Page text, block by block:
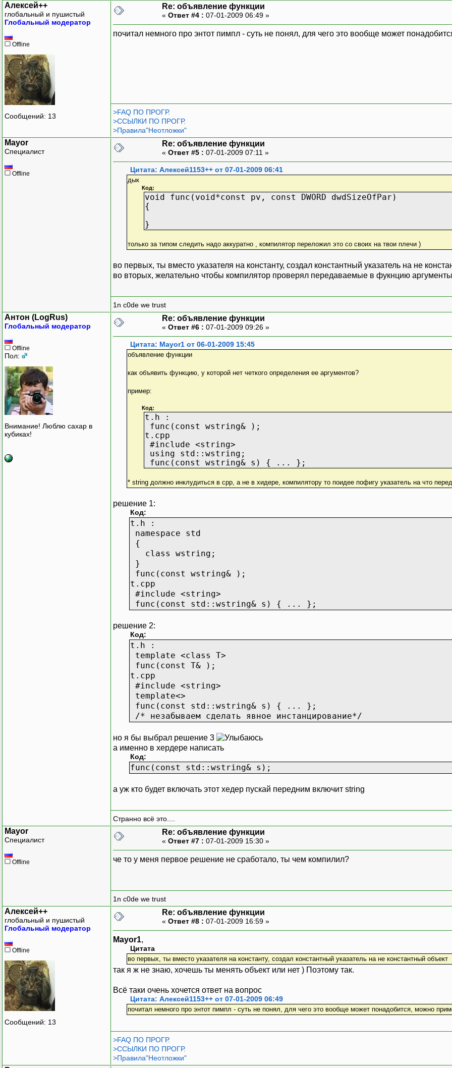
Алексей++
глобальный и пушистый
Глобальный модератор
Offline
Сообщений: 13
Re: объявление функции
« Ответ #4 : 07-01-2009 06:49 »
почитал немного про энтот пимпл - суть не понял, для чего это вообще может
>FAQ ПО ПРОГР.
>ССЫЛКИ ПО ПРОГР.
>Правила"Неотложки"
Mayor
Специалист
Offline
Re: объявление функции
« Ответ #5 : 07-01-2009 07:11 »
Цитата: Алексей1153++ от 07-01-2009 06:41
дык
Код:
void func(void*const pv, const DWORD dwdSizeOfPar)
{
}
только за типом следить надо аккуратно , компилятор переложил это со своих на твои плечи )
во первых, ты вместо указателя на константу, создал константный указатель на не
во вторых, желательно чтобы компилятор проверял передаваемые в фукнцию аргументы
1n c0de we trust
Антон (LogRus)
Глобальный модератор
Offline
Пол:
Внимание! Люблю сахар в
кубиках!
Re: объявление функции
« Ответ #6 : 07-01-2009 09:26 »
Цитата: Mayor1 от 06-01-2009 15:45
объявление функции
как объявить функцию, у которой нет четкого определения ее аргументов?
пример:
Код:
t.h :
func(const wstring& );
t.cpp
#include <string>
using std::wstring;
func(const wstring& s) { ... };
* string должно инклудиться в сpp, а не в хидере, компилятору то поидее пофигу указатель на что
решение 1:
Код:
t.h :
namespace std
{
class wstring;
}
func(const wstring& );
t.cpp
#include <string>
func(const std::wstring& s) { ... };
решение 2:
Код:
t.h :
template <class T>
func(const T& );
t.cpp
#include <string>
template<>
func(const std::wstring& s) { ... };
/* незабываем сделать явное инстанцирование*/
но я бы выбрал решение 3
а именно в хердере написать
Код:
func(const std::wstring& s);
а уж кто будет включать этот хедер пускай передним включит string
Странно всё это....
Mayor
Специалист
Offline
Re: объявление функции
« Ответ #7 : 07-01-2009 15:30 »
че то у меня первое решение не сработало, ты чем компилил?
1n c0de we trust
Алексей++
глобальный и пушистый
Глобальный модератор
Offline
Сообщений: 13
Re: объявление функции
« Ответ #8 : 07-01-2009 16:59 »
Mayor1,
Цитата
во первых, ты вместо указателя на константу, создал константный указатель на не константный объект
так я ж не знаю, хочешь ты менять объект или нет ) Поэтому так.
Всё таки очень хочется ответ на вопрос
Цитата: Алексей1153++ от 07-01-2009 06:49
почитал немного про энтот пимпл - суть не понял, для чего это вообще может понадобится, можно
>FAQ ПО ПРОГР.
>ССЫЛКИ ПО ПРОГР.
>Правила"Неотложки"